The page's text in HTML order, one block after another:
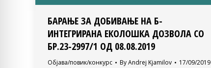
БАРАЊЕ ЗА ДОБИВАЊЕ НА Б-
ИНТЕГРИРАНА ЕКОЛОШКА ДОЗВОЛА СО
БР.23-2997/1 ОД 08.08.2019
Објава/повик/конкурс ByAndrej Kjamilov 17/09/2019